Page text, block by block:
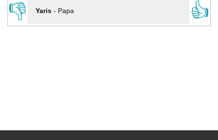
👎
Yaris- Papa 👍